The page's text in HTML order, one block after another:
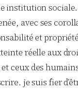
institution
avec ses
et
réelle aux
ceux des
je suis fier